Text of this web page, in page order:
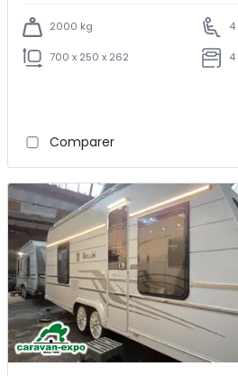
2000 kg 4
700 x 250 x 262 4
Comparer